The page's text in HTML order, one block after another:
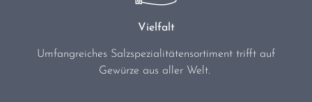
Vielfalt
Umfangreiches Salzspezialitätensortiment trifft auf
Gewürze aus aller Welt.